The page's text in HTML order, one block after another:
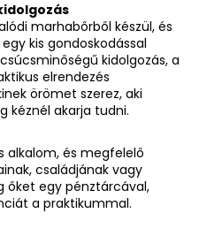
marhabőrből készül, és
kis gondoskodással
kidolgozás, a
elrendezés
örömet szerez, aki
kéznél akarja tudni.
alkalom, és megfelelő
családjának vagy
őket egy pénztárcával,
a praktikummal.